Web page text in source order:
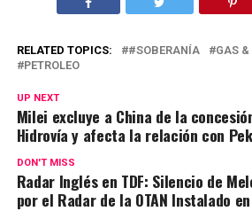
RELATED TOPICS: #SOBERANÍA
GAS &
PETROLEO
UP NEXT
Milei excluye a China de la
Hidrovía y afecta la relación con
DON'T MISS
Radar Inglés en TDF: Silencio de
por el Radar de la OTAN Instalado